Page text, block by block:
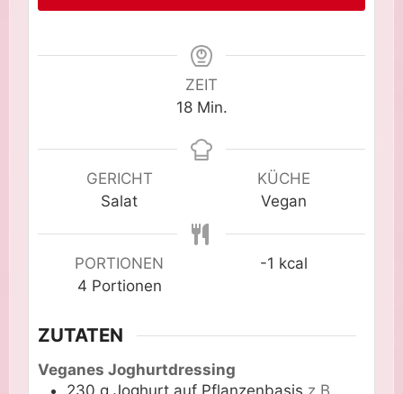
ZEIT
18Minuten
Min.
GERICHT
Salat
KÜCHE
Vegan
PORTIONEN
4 Portionen
-1 kcal
ZUTATEN
Veganes Joghurtdressing
230 g Joghurt auf Pflanzenbasis z.B.